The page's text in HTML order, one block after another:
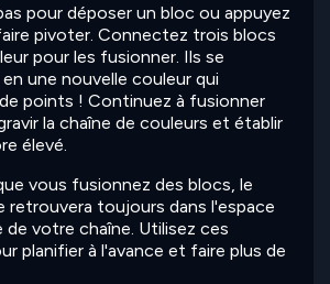
pour déposer un bloc ou appuyez
pivoter. Connectez trois blocs
pour les fusionner. Ils se
une nouvelle couleur qui
points ! Continuez à fusionner
la chaîne de couleurs et établir
élevé.
vous fusionnez des blocs, le
retrouvera toujours dans l'espace
de votre chaîne. Utilisez ces
planifier à l'avance et faire plus de